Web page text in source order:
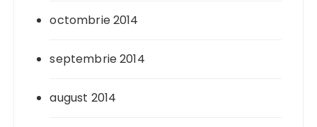
octombrie 2014
septembrie 2014
august 2014